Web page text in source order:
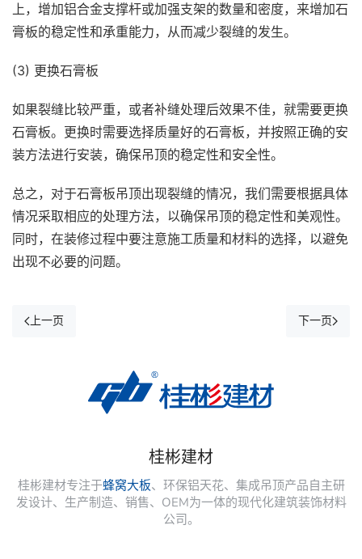
上，增加铝合金支撑杆或加强支架的数量和密度，来增加石
膏板的稳定性和承重能力，从而减少裂缝的发生。
(3) 更换石膏板
如果裂缝比较严重，或者补缝处理后效果不佳，就需要更换
石膏板。更换时需要选择质量好的石膏板，并按照正确的安
装方法进行安装，确保吊顶的稳定性和安全性。
总之，对于石膏板吊顶出现裂缝的情况，我们需要根据具体
情况采取相应的处理方法，以确保吊顶的稳定性和美观性。
同时，在装修过程中要注意施工质量和材料的选择，以避免
出现不必要的问题。
上一页 下一页
桂彬建材
桂彬建材专注于蜂窝大板、环保铝天花、集成吊顶产品自主研
发设计、生产制造、销售、OEM为一体的现代化建筑装饰材料
公司。